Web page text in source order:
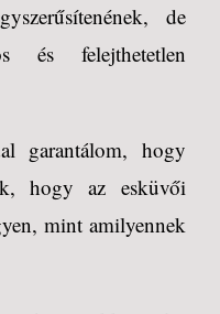
de
és felejthetetlen
garantálom, hogy
hogy az esküvői
mint amilyennek